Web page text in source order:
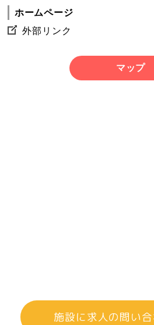
ホームページ
外部リンク
マップ
施設に求人の問い